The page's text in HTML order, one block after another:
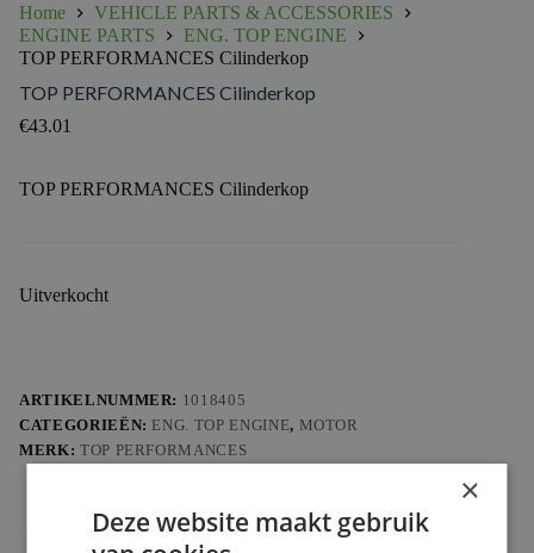
Home
VEHICLE PARTS & ACCESSORIES
ENGINE PARTS
ENG. TOP ENGINE
TOP PERFORMANCES Cilinderkop
TOP PERFORMANCES Cilinderkop
€43.01
TOP PERFORMANCES Cilinderkop
Uitverkocht
ARTIKELNUMMER: 1018405
CATEGORIEËN: ENG. TOP ENGINE, MOTOR
MERK: TOP PERFORMANCES
×
Deze website maakt gebruik